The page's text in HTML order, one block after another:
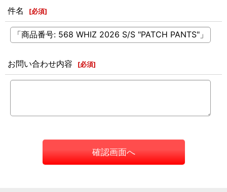
件名 [必須]
お問い合わせ内容 [必須]
確認画面へ